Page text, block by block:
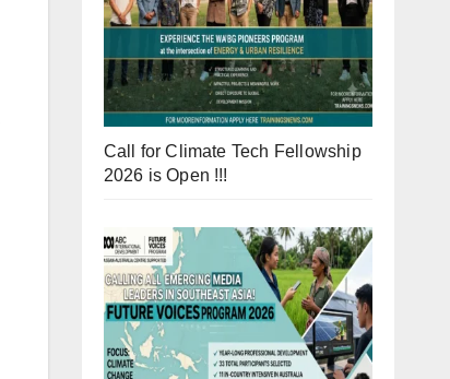
Call for Climate Tech Fellowship
2026 is Open !!!